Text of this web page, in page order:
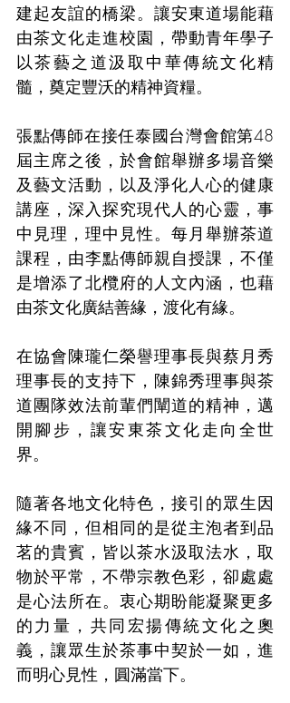
建起友誼的橋梁。讓安東道場能藉
由茶文化走進校園，帶動青年學子
以茶藝之道汲取中華傳統文化精
髓，奠定豐沃的精神資糧。
張點傳師在接任泰國台灣會館第48
屆主席之後，於會館舉辦多場音樂
及藝文活動，以及淨化人心的健康
講座，深入探究現代人的心靈，事
中見理，理中見性。每月舉辦茶道
課程，由李點傳師親自授課，不僅
是增添了北欖府的人文內涵，也藉
由茶文化廣結善緣，渡化有緣。
在協會陳瓏仁榮譽理事長與蔡月秀
理事長的支持下，陳錦秀理事與茶
道團隊效法前輩們闡道的精神，邁
開腳步，讓安東茶文化走向全世
界。
隨著各地文化特色，接引的眾生因
緣不同，但相同的是從主泡者到品
茗的貴賓，皆以茶水汲取法水，取
物於平常，不帶宗教色彩，卻處處
是心法所在。衷心期盼能凝聚更多
的力量，共同宏揚傳統文化之奧
義，讓眾生於茶事中契於一如，進
而明心見性，圓滿當下。